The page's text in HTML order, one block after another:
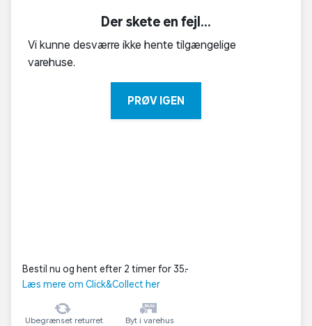
Der skete en fejl...
Vi kunne desværre ikke hente tilgængelige
varehuse.
PRØV IGEN
Bestil nu og hent efter 2 timer for 35,-
Læs mere om Click&Collect her
Ubegrænset returret Byt i varehus